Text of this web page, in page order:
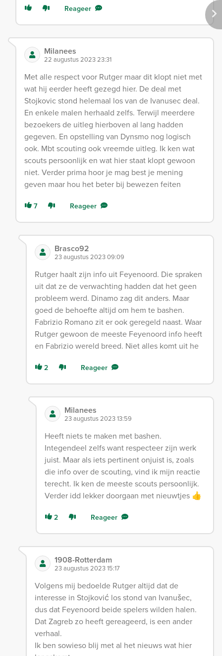
Reageer
Milanees
22 augustus 2023 23:31
Met alle respect voor Rutger maar dit klopt niet met
wat hij eerder heeft gezegd hier. De deal met
Stojkovic stond helemaal los van de Ivanusec deal.
En enkele malen herhaald zelfs. Terwijl meerdere
bezoekers de uitleg hierboven al lang hadden
gegeven. En opstelling van Dynsmo nog logisch
ook. Mbt scouting ook vreemde uitleg. Ik ken wat
scouts persoonlijk en wat hier staat klopt gewoon
niet. Verder prima hoor je mag best je mening
geven maar hou het beter bij bewezen feiten
7 Reageer
Brasco92
23 augustus 2023 09:09
Rutger haalt zijn info uit Feyenoord. Die spraken
uit dat ze de verwachting hadden dat het geen
probleem werd. Dinamo zag dit anders. Maar
goed de behoefte altijd om hem te bashen.
Fabrizio Romano zit er ook geregeld naast. Waar
Rutger gewoon de meeste Feyenoord info heeft
en Fabrizio wereld breed. Niet alles komt uit he
2 Reageer
Milanees
23 augustus 2023 13:59
Heeft niets te maken met bashen.
Integendeel zelfs want respecteer zijn werk
juist. Maar als iets pertinent onjuist is, zoals
die info over de scouting, vind ik mijn reactie
terecht. Ik ken de meeste scouts persoonlijk.
Verder idd lekker doorgaan met nieuwtjes 👍
2 Reageer
1908-Rotterdam
23 augustus 2023 15:17
Volgens mij bedoelde Rutger altijd dat de
interesse in Stojković los stond van Ivanušec,
dus dat Feyenoord beide spelers wilden halen.
Dat Zagreb zo heeft gereageerd, is een ander
verhaal.
Ik ben sowieso blij met al het nieuws wat hier